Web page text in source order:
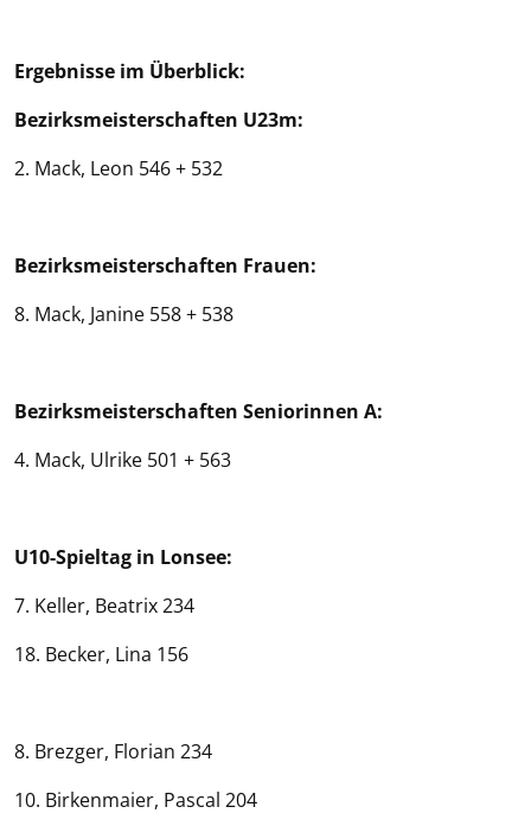
Ergebnisse im Überblick:
Bezirksmeisterschaften U23m:
2. Mack, Leon 546 + 532
Bezirksmeisterschaften Frauen:
8. Mack, Janine 558 + 538
Bezirksmeisterschaften Seniorinnen A:
4. Mack, Ulrike 501 + 563
U10-Spieltag in Lonsee:
7. Keller, Beatrix 234
18. Becker, Lina 156
8. Brezger, Florian 234
10. Birkenmaier, Pascal 204